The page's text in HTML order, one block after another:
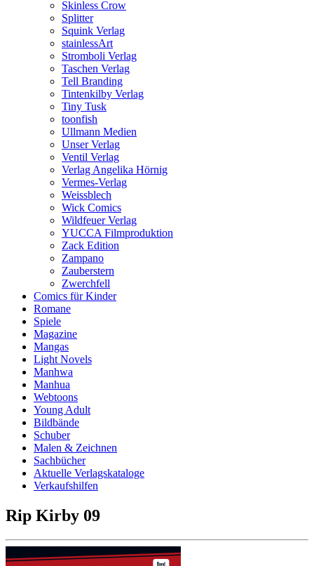
Skinless Crow
Splitter
Squink Verlag
stainlessArt
Stromboli Verlag
Taschen Verlag
Tell Branding
Tintenkilby Verlag
Tiny Tusk
toonfish
Ullmann Medien
Unser Verlag
Ventil Verlag
Verlag Angelika Hörnig
Vermes-Verlag
Weissblech
Wick Comics
Wildfeuer Verlag
YUCCA Filmproduktion
Zack Edition
Zampano
Zauberstern
Zwerchfell
Comics für Kinder
Romane
Spiele
Magazine
Mangas
Light Novels
Manhwa
Manhua
Webtoons
Young Adult
Bildbände
Schuber
Malen & Zeichnen
Sachbücher
Aktuelle Verlagskataloge
Verkaufshilfen
Rip Kirby 09